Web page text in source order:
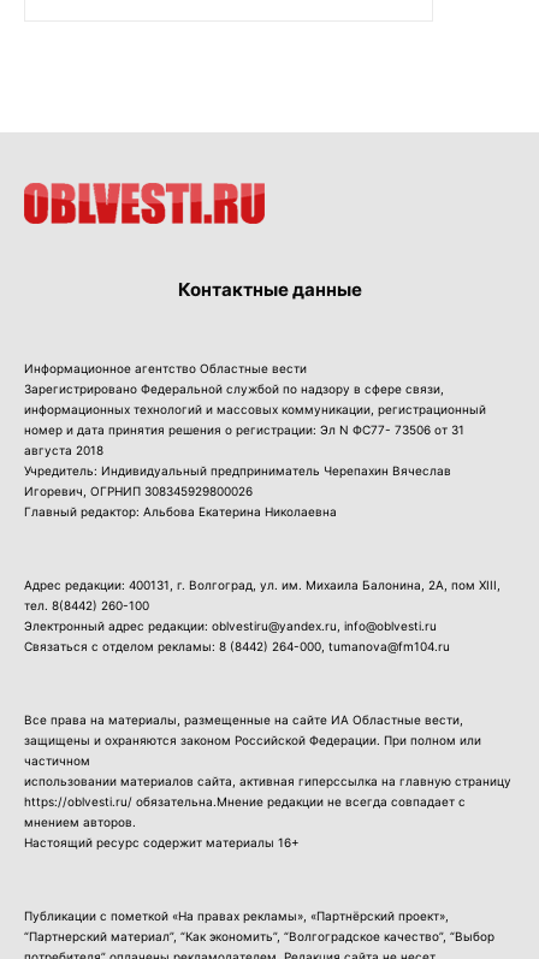
Контактные данные
Информационное агентство Областные вести
Зарегистрировано Федеральной службой по надзору в сфере связи,
информационных технологий и массовых коммуникации, регистрационный
номер и дата принятия решения о регистрации: Эл N ФС77- 73506 от 31
августа 2018
Учредитель: Индивидуальный предприниматель Черепахин Вячеслав
Игоревич, ОГРНИП 308345929800026
Главный редактор: Альбова Екатерина Николаевна
Адрес редакции: 400131, г. Волгоград, ул. им. Михаила Балонина, 2А, пом XIII,
тел. 8(8442) 260-100
Электронный адрес редакции: oblvestiru@yandex.ru, info@oblvesti.ru
Связаться с отделом рекламы: 8 (8442) 264-000 , tumanova@fm104.ru
Все права на материалы, размещенные на сайте ИА Областные вести,
защищены и охраняются законом Российской Федерации. При полном или
частичном
использовании материалов сайта, активная гиперссылка на главную страницу
https://oblvesti.ru/ обязательна.Мнение редакции не всегда совпадает с
мнением авторов.
Настоящий ресурс содержит материалы 16+
Публикации с пометкой «На правах рекламы», «Партнёрский проект»,
“Партнерский материал”, “Как экономить”, “Волгоградское качество”, “Выбор